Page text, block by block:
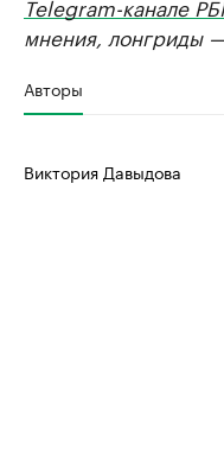
мнения, лонгриды
Авторы
Виктория Давыдова